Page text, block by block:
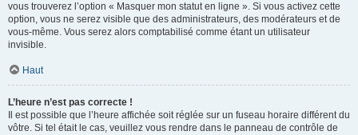
vous trouverez l’option « Masquer mon statut en ligne ». Si vous activez cette
option, vous ne serez visible que des administrateurs, des modérateurs et de
vous-même. Vous serez alors comptabilisé comme étant un utilisateur
invisible.
Haut
L’heure n’est pas correcte !
Il est possible que l’heure affichée soit réglée sur un fuseau horaire différent du
vôtre. Si tel était le cas, veuillez vous rendre dans le panneau de contrôle de